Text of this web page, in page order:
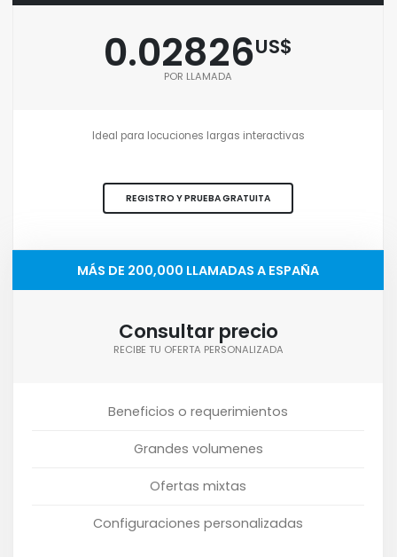
0.02826US$
POR LLAMADA
Ideal para locuciones largas interactivas
REGISTRO Y PRUEBA GRATUITA
MÁS DE 200,000 LLAMADAS A ESPAÑA
Consultar precio
RECIBE TU OFERTA PERSONALIZADA
Beneficios o requerimientos
Grandes volumenes
Ofertas mixtas
Configuraciones personalizadas